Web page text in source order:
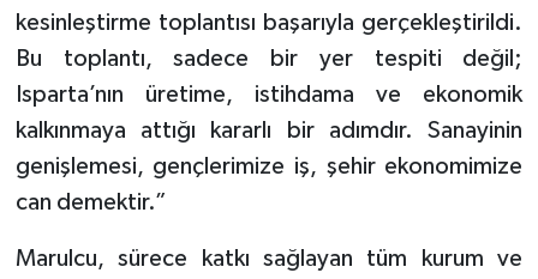
kesinleştirme toplantısı başarıyla gerçekleştirildi.
Bu toplantı, sadece bir yer tespiti değil;
Isparta’nın üretime, istihdama ve ekonomik
kalkınmaya attığı kararlı bir adımdır. Sanayinin
genişlemesi, gençlerimize iş, şehir ekonomimize
can demektir.”
Marulcu, sürece katkı sağlayan tüm kurum ve